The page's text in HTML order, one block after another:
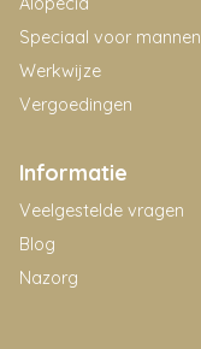
Speciaal voor mannen
Werkwijze
Vergoedingen
Informatie
Veelgestelde vragen
Blog
Nazorg